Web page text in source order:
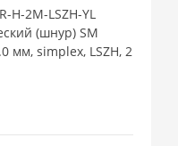
H-2M-LSZH-YL
(шнур) SM
мм, simplex, LSZH, 2